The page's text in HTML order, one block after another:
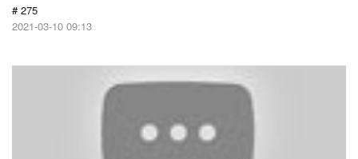
# 275
2021-03-10 09:13